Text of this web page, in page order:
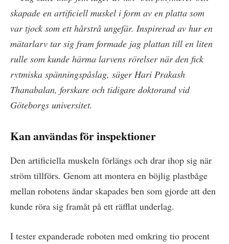
skapade en artificiell muskel i form av en platta som
var tjock som ett hårstrå ungefär. Inspirerad av hur en
mätarlarv tar sig fram formade jag plattan till en liten
rulle som kunde härma larvens rörelser när den fick
rytmiska spänningspåslag, säger Hari Prakash
Thanabalan, forskare och tidigare doktorand vid
Göteborgs universitet.
Kan användas för inspektioner
Den artificiella muskeln förlängs och drar ihop sig när
ström tillförs. Genom att montera en böjlig plastbåge
mellan robotens ändar skapades ben som gjorde att den
kunde röra sig framåt på ett räfflat underlag.
I tester expanderade roboten med omkring tio procent